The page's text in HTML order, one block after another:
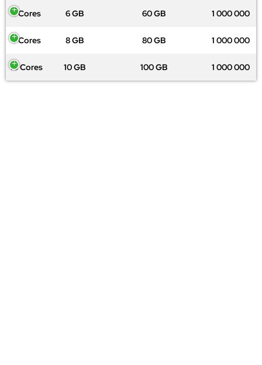
6 Cores 6 GB 60 GB 1 000 000
8 Cores 8 GB 80 GB 1 000 000
10 Cores 10 GB 100 GB 1 000 000